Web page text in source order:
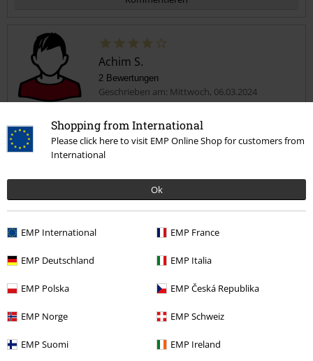
Shopping from International
Please click here to visit EMP Online Shop for customers from
International
Ok
EMP International EMP France
EMP Deutschland EMP Italia
EMP Polska EMP Česká Republika
EMP Norge EMP Schweiz
EMP Suomi EMP Ireland
Kommentar jetzt abschicken!
Achim S.
2 Bewertungen
Geschrieben am: Mittwoch, 06.03.2024
Tolles Shirt
Tolles Shirt guter Preis.
Weite
Länge
zu kurz
perfekt
Verifizierte Rezension